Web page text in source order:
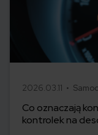
2026.03.11 •
Co oznaczają
kontrolek na